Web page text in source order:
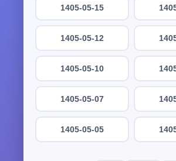
1405-05-15
1405-05-12
1405-05-10
1405-05-07
1405-05-05